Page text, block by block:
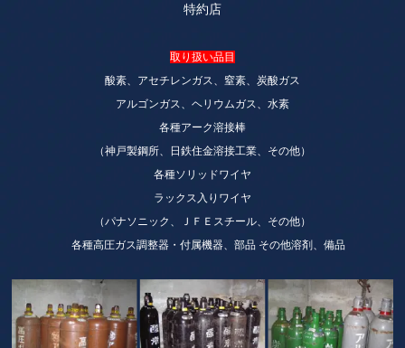
特約店
取り扱い品目
酸素、アセチレンガス、窒素、炭酸ガス
アルゴンガス、ヘリウムガス、水素
各種アーク溶接棒
（神戸製鋼所、日鉄住金溶接工業、その他）
各種ソリッドワイヤ
ラックス入りワイヤ
（パナソニック、ＪＦＥスチール、その他）
各種高圧ガス調整器・付属機器、部品 その他溶剤、備品